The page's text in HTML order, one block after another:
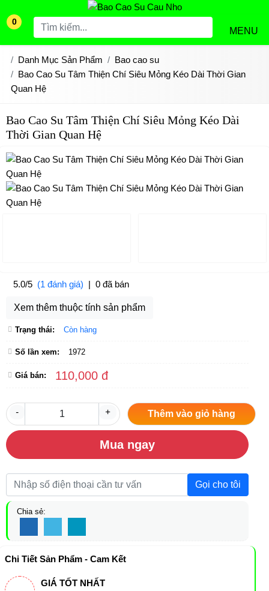
0
MENU
Danh Mục Sản Phẩm
Bao cao su
Bao Cao Su Tâm Thiện Chí Siêu Mỏng Kéo Dài Thời Gian
Quan Hệ
Bao Cao Su Tâm Thiện Chí Siêu Mỏng Kéo Dài
Thời Gian Quan Hệ
5.0/5 (1 đánh giá) | 0 đã bán
Xem thêm thuộc tính sản phẩm
Trạng thái: Còn hàng
Số lần xem: 1972
Giá bán: 110,000 đ
- + Thêm vào giỏ hàng
Mua ngay
Gọi cho tôi
Chia sẻ:
Chi Tiết Sản Phẩm - Cam Kết
GIÁ TỐT NHẤT